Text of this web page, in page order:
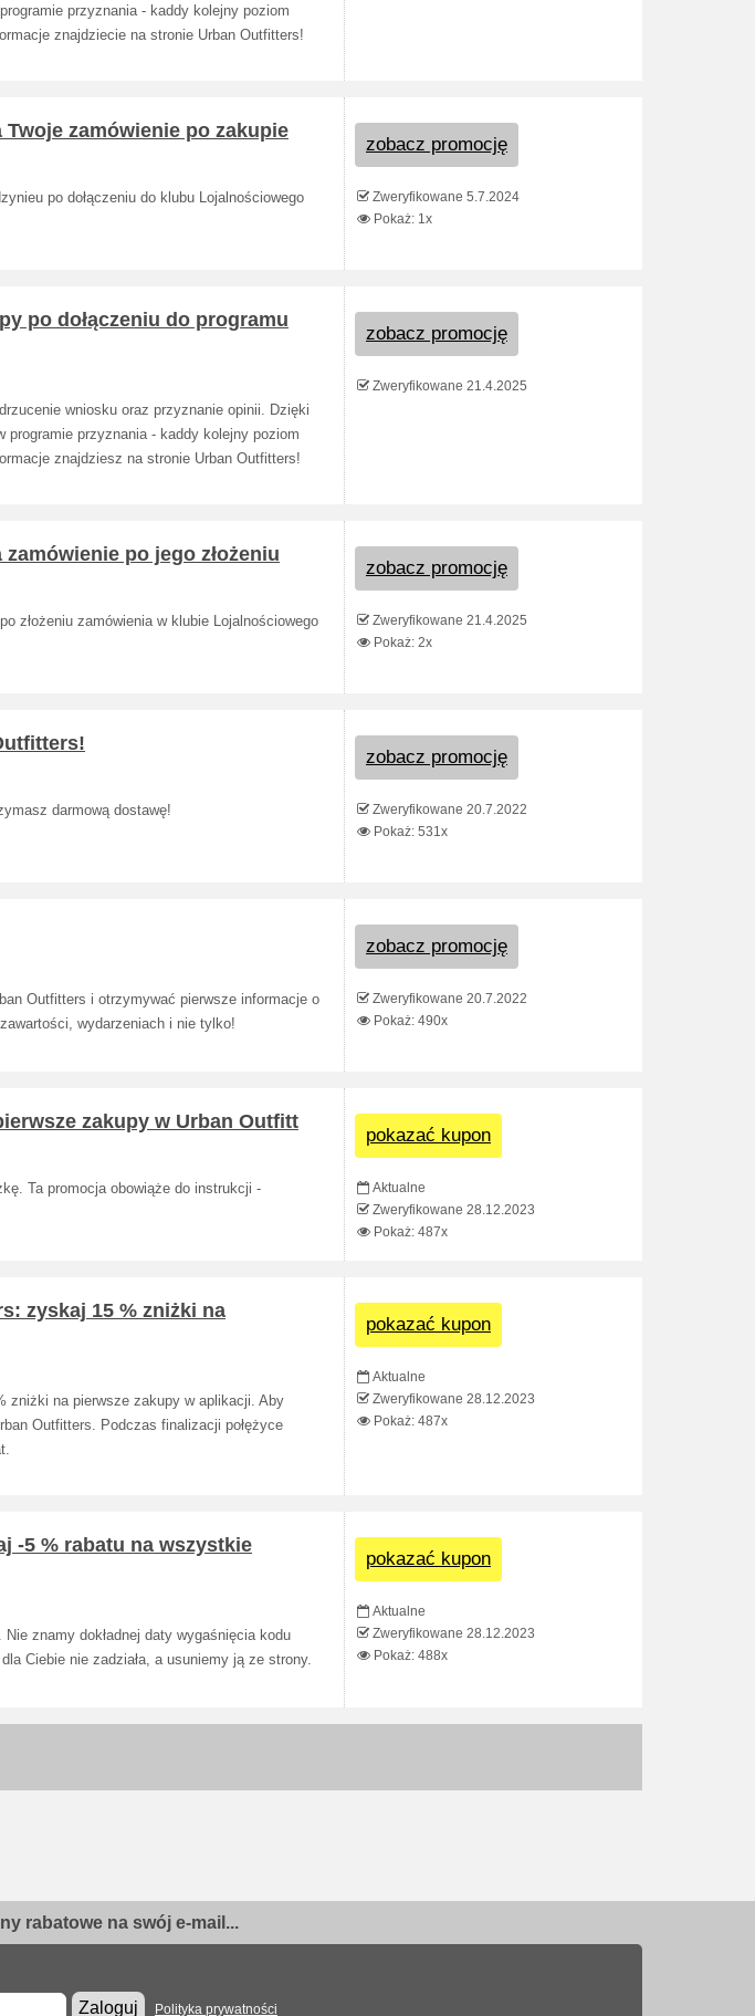
przyznania - kaddy kolejny poziom
znajdziecie na stronie Urban Outfitters!
zamówienie po zakupie
po dołączeniu do klubu Lojalnościowego
zobacz promocję
Zweryfikowane 5.7.2024
Pokaż: 1x
po dołączeniu do programu
wniosku oraz przyznanie opinii. Dzięki
przyznania - kaddy kolejny poziom
znajdziesz na stronie Urban Outfitters!
zobacz promocję
Zweryfikowane 21.4.2025
po jego złożeniu
złożeniu zamówienia w klubie Lojalnościowego
zobacz promocję
Zweryfikowane 21.4.2025
Pokaż: 2x
darmową dostawę!
zobacz promocję
Zweryfikowane 20.7.2022
Pokaż: 531x
Outfitters i otrzymywać pierwsze informacje o
wydarzeniach i nie tylko!
zobacz promocję
Zweryfikowane 20.7.2022
Pokaż: 490x
zakupy w Urban Outfitt
Ta promocja obowiąże do instrukcji -
pokazać kupon
Aktualne
Zweryfikowane 28.12.2023
Pokaż: 487x
zyskaj 15 % zniżki na
zniżki na pierwsze zakupy w aplikacji. Aby
Outfitters. Podczas finalizacji połężyce
pokazać kupon
Aktualne
Zweryfikowane 28.12.2023
Pokaż: 487x
-5 % rabatu na wszystkie
znamy dokładnej daty wygaśnięcia kodu
Ciebie nie zadziała, a usuniemy ją ze strony.
pokazać kupon
Aktualne
Zweryfikowane 28.12.2023
Pokaż: 488x
rabatowe na swój e-mail...
Zaloguj
Polityka prywatności